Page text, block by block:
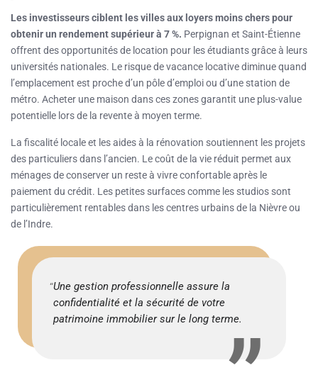
Les investisseurs ciblent les villes aux loyers moins chers pour
obtenir un rendement supérieur à 7 %. Perpignan et Saint-Étienne
offrent des opportunités de location pour les étudiants grâce à leurs
universités nationales. Le risque de vacance locative diminue quand
l’emplacement est proche d’un pôle d’emploi ou d’une station de
métro. Acheter une maison dans ces zones garantit une plus-value
potentielle lors de la revente à moyen terme.
La fiscalité locale et les aides à la rénovation soutiennent les projets
des particuliers dans l’ancien. Le coût de la vie réduit permet aux
ménages de conserver un reste à vivre confortable après le
paiement du crédit. Les petites surfaces comme les studios sont
particulièrement rentables dans les centres urbains de la Nièvre ou
de l’Indre.
Une gestion professionnelle assure la
confidentialité et la sécurité de votre
patrimoine immobilier sur le long terme.